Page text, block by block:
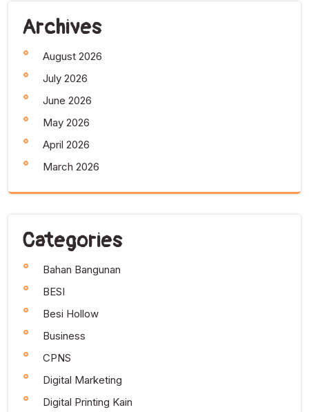
Archives
August 2026
July 2026
June 2026
May 2026
April 2026
March 2026
Categories
Bahan Bangunan
BESI
Besi Hollow
Business
CPNS
Digital Marketing
Digital Printing Kain